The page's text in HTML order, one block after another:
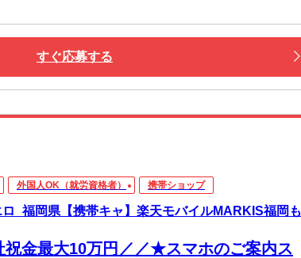
すぐ応募する
外国人OK（就労資格者） 携帯ショップ
_福岡県【携帯キャ】楽天モバイルMARKIS福岡も
金最大10万円／／★スマホのご案内ス